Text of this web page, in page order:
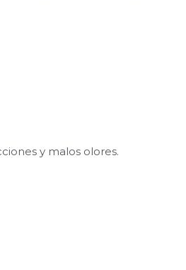
y malos olores.